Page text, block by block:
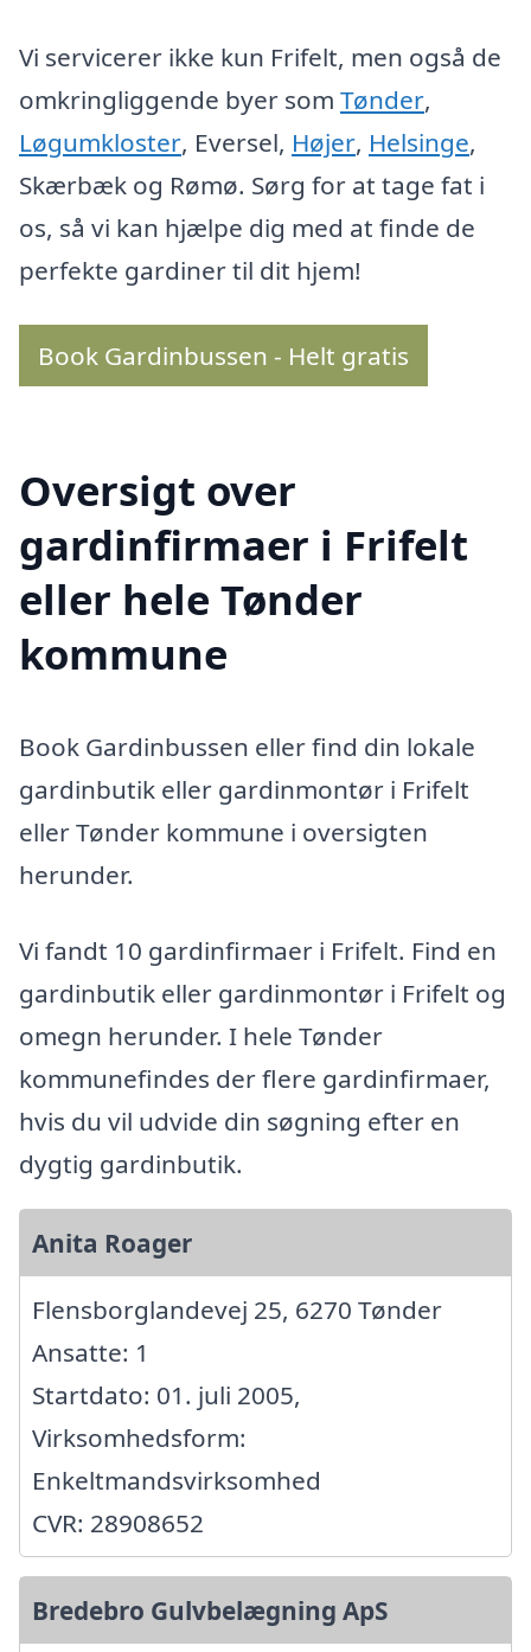
Vi servicerer ikke kun Frifelt, men også de
omkringliggende byer som Tønder,
Løgumkloster, Eversel, Højer, Helsinge,
Skærbæk og Rømø. Sørg for at tage fat i
os, så vi kan hjælpe dig med at finde de
perfekte gardiner til dit hjem!
Book Gardinbussen - Helt gratis
Oversigt over
gardinfirmaer i Frifelt
eller hele Tønder
kommune
Book Gardinbussen eller find din lokale
gardinbutik eller gardinmontør i Frifelt
eller Tønder kommune i oversigten
herunder.
Vi fandt 10 gardinfirmaer i Frifelt. Find en
gardinbutik eller gardinmontør i Frifelt og
omegn herunder. I hele Tønder
kommunefindes der flere gardinfirmaer,
hvis du vil udvide din søgning efter en
dygtig gardinbutik.
Anita Roager
Flensborglandevej 25, 6270 Tønder
Ansatte: 1
Startdato: 01. juli 2005,
Virksomhedsform:
Enkeltmandsvirksomhed
CVR: 28908652
Bredebro Gulvbelægning ApS